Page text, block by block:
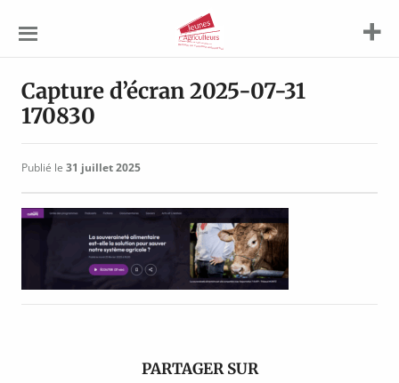
Agriculteurs
Capture d’écran 2025-07-31
170830
Publié le 31 juillet 2025
PARTAGER SUR